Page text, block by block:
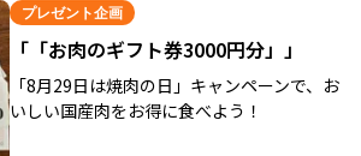
プレゼント企画
「「お肉のギフト券3000円分」」
「8月29日は焼肉の日」キャンペーンで、お
いしい国産肉をお得に食べよう！